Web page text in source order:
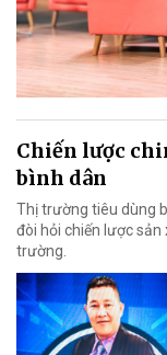
Chiến lược
bình dân
Thị trường tiêu dùng
đòi hỏi chiến lược
trường.